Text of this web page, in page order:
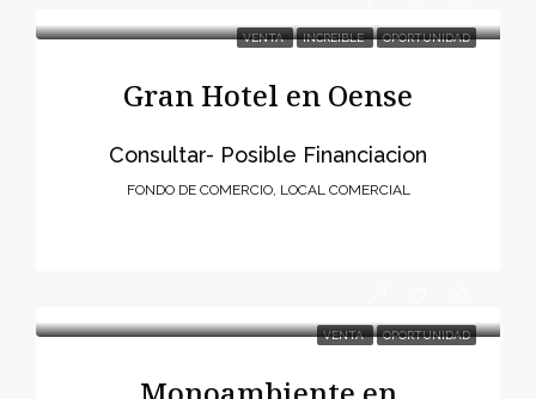
VENTA INCREIBLE OPORTUNIDAD
Gran Hotel en Oense
Consultar- Posible Financiacion
FONDO DE COMERCIO, LOCAL COMERCIAL
VENTA OPORTUNIDAD